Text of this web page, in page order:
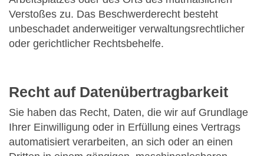
Verstoßes zu. Das Beschwerderecht besteht
unbeschadet anderweitiger verwaltungsrechtlicher
oder gerichtlicher Rechtsbehelfe.
Recht auf Datenübertragbarkeit
Sie haben das Recht, Daten, die wir auf Grundlage
Ihrer Einwilligung oder in Erfüllung eines Vertrags
automatisiert verarbeiten, an sich oder an einen